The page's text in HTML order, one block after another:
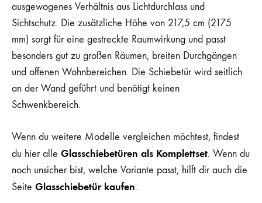
ausgewogenes Verhältnis aus Lichtdurchlass und
Sichtschutz. Die zusätzliche Höhe von 217,5 cm (2175
mm) sorgt für eine gestreckte Raumwirkung und passt
besonders gut zu großen Räumen, breiten Durchgängen
und offenen Wohnbereichen. Die Schiebetür wird seitlich
an der Wand geführt und benötigt keinen
Schwenkbereich.
Wenn du weitere Modelle vergleichen möchtest, findest
du hier alle Glasschiebetüren als Komplettset. Wenn du
noch unsicher bist, welche Variante passt, hilft dir auch die
Seite Glasschiebetür kaufen.